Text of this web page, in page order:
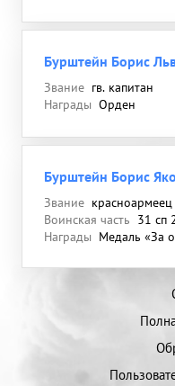
Бурштейн Борис
Звание гв. капитан
Награды Орден
Бурштейн Борис
Звание красноармеец
Воинская часть 31 сп
Награды Медаль «За